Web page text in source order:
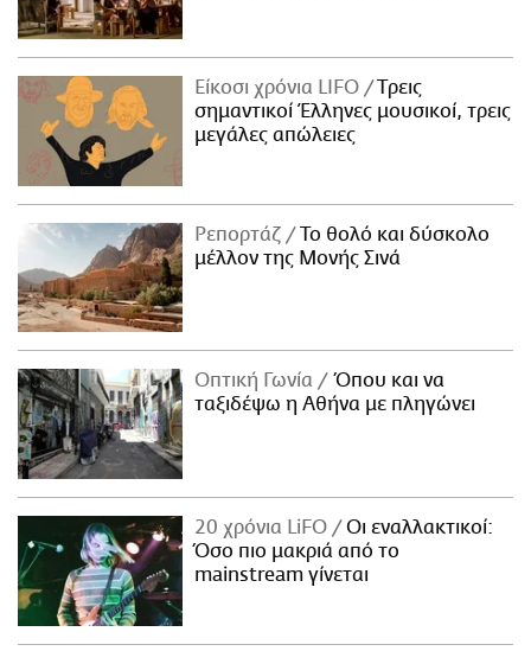
Είκοσι χρόνια LIFO
Tρεις
σημαντικοί Έλληνες μουσικοί, τρεις
μεγάλες απώλειες
Ρεπορτάζ
Το θολό και δύσκολο
μέλλον της Μονής Σινά
Οπτική Γωνία
Όπου και να
ταξιδέψω η Αθήνα με πληγώνει
20 χρόνια LiFO
Οι εναλλακτικοί:
Όσο πιο μακριά από το
mainstream γίνεται